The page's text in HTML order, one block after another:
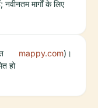
मार्गों के लिए
हो
mappy.com)।